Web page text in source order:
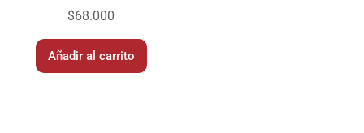
$68.000
Añadir al carrito